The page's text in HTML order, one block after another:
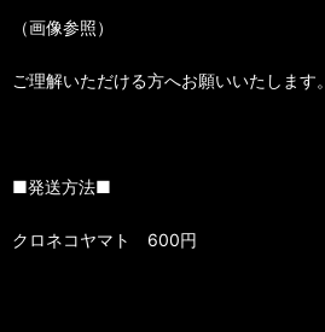
（画像参照）
ご理解いただける方へお願いいたします。
■発送方法■
クロネコヤマト 600円